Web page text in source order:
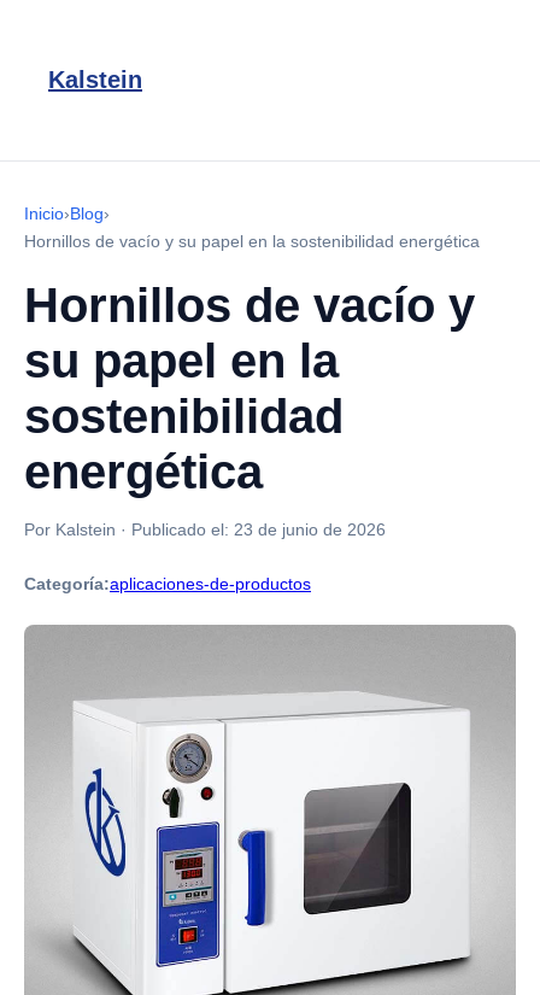
Kalstein
Inicio›Blog›
Hornillos de vacío y su papel en la sostenibilidad energética
Hornillos de vacío y
su papel en la
sostenibilidad
energética
Por Kalstein · Publicado el: 23 de junio de 2026
Categoría:aplicaciones-de-productos